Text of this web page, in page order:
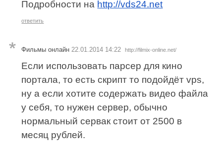
Подробности на http://vds24.net
ответить
Фильмы онлайн 22.01.2014 14:22 http://filmix-online.net/
Если использовать парсер для кино
портала, то есть скрипт то подойдёт vps,
ну а если хотите содержать видео файла
у себя, то нужен сервер, обычно
нормальный сервак стоит от 2500 в
месяц рублей.